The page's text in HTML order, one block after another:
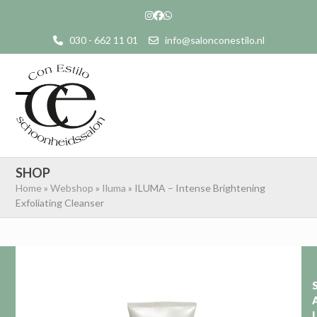
Instagram
Facebook
Whatsapp
030 - 662 11 01
info@salonconestilo.nl
Open
mobile
menu
Close
mobile
menu
SHOP
Home »Webshop » Iluma » ILUMA – Intense Brightening
Exfoliating Cleanser